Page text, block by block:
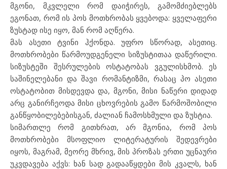
მგონი, მკვლელი რომ დაიჭირეს, გამომძიებლებს
ეგონათ, რომ ის პოს მოთხრობას ყვებოდა: ყველაფერი
ზუსტად ისე იყო, მან რომ აღწერა.
მას ასეთი ტვინი ჰქონდა. უფრო სწორად, ასეთიც.
მოთხრობები წარმოუდგენელი სიზუსტითაა დაწერილი.
სიზუსტეში შესრულების ოსტატობას ვგულისხმობ. ეს
საშინელებანი და შავი რომანტიზმი, რასაც პო ასეთი
ოსტატობით მისდევდა და, მგონი, მისი ნაწერი დიდად
არც განირჩეოდა მისი ცხოვრების გამო წარმოშობილი
განწყობილებებისგან, ძალიან ჩამოსხმული და ზუსტია.
სიმართლე რომ გითხრათ, არ მგონია, რომ პოს
მოთხრობები მსოფლიო ლიტერატურის შედევრები
იყოს, მაგრამ, მეორე მხრივ, მის პროზას ერთი უცნაური
უკვდავება აქვს: ხან სად გადააწყდები მის კვალს, ხან